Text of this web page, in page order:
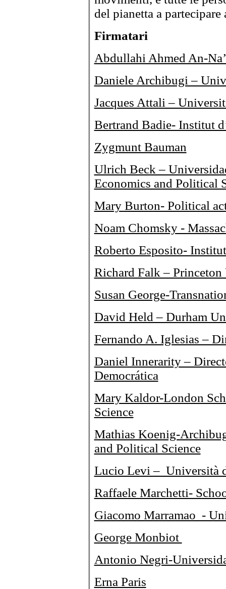
del pianetta a
Firmatari
Abdullahi Ahmed An-
Daniele Archibugi –
Jacques Attali –
Bertrand Badie- Institut
Zygmunt Bauman
Ulrich Beck –
Economics and Political
Mary Burton- Political
Noam Chomsky -
Roberto Esposito-
Richard Falk –
Susan George-
David Held – Durham
Fernando A. Iglesias –
Daniel Innerarity –
Democrática
Mary Kaldor-London
Science
Mathias Koenig-
and Political Science
Lucio Levi – Università
Raffaele Marchetti-
Giacomo Marramao -
George Monbiot
Antonio Negri-
Erna Paris